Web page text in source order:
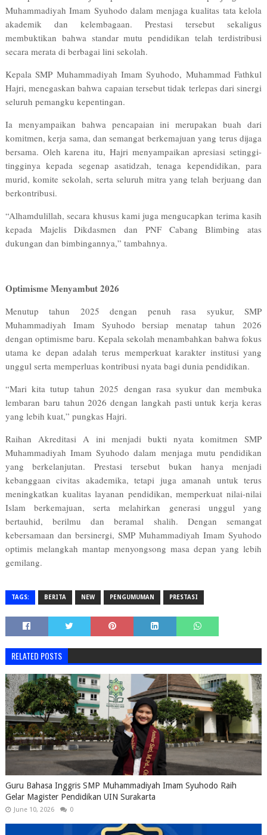
Muhammadiyah Imam Syuhodo dalam menjaga kualitas tata kelola
akademik dan kelembagaan. Prestasi tersebut sekaligus
membuktikan bahwa standar mutu pendidikan telah terdistribusi
secara merata di berbagai lini sekolah.
Kepala SMP Muhammadiyah Imam Syuhodo, Muhammad Fathkul
Hajri, menegaskan bahwa capaian tersebut tidak terlepas dari sinergi
seluruh pemangku kepentingan.
Ia menyampaikan bahwa pencapaian ini merupakan buah dari
komitmen, kerja sama, dan semangat berkemajuan yang terus dijaga
bersama. Oleh karena itu, Hajri menyampaikan apresiasi setinggi-
tingginya kepada segenap asatidzah, tenaga kependidikan, para
murid, komite sekolah, serta seluruh mitra yang telah berjuang dan
berkontribusi.
“Alhamdulillah, secara khusus kami juga mengucapkan terima kasih
kepada Majelis Dikdasmen dan PNF Cabang Blimbing atas
dukungan dan bimbingannya,” tambahnya.
Optimisme Menyambut 2026
Menutup tahun 2025 dengan penuh rasa syukur, SMP
Muhammadiyah Imam Syuhodo bersiap menatap tahun 2026
dengan optimisme baru. Kepala sekolah menambahkan bahwa fokus
utama ke depan adalah terus memperkuat karakter institusi yang
unggul serta memperluas kontribusi nyata bagi dunia pendidikan.
“Mari kita tutup tahun 2025 dengan rasa syukur dan membuka
lembaran baru tahun 2026 dengan langkah pasti untuk kerja keras
yang lebih kuat,” pungkas Hajri.
Raihan Akreditasi A ini menjadi bukti nyata komitmen SMP
Muhammadiyah Imam Syuhodo dalam menjaga mutu pendidikan
yang berkelanjutan. Prestasi tersebut bukan hanya menjadi
kebanggaan civitas akademika, tetapi juga amanah untuk terus
meningkatkan kualitas layanan pendidikan, memperkuat nilai-nilai
Islam berkemajuan, serta melahirkan generasi unggul yang
bertauhid, berilmu dan beramal shalih. Dengan semangat
kebersamaan dan bersinergi, SMP Muhammadiyah Imam Syuhodo
optimis melangkah mantap menyongsong masa depan yang lebih
gemilang.
TAGS: BERITA NEW PENGUMUMAN PRESTASI
RELATED POSTS
Guru Bahasa Inggris SMP Muhammadiyah Imam Syuhodo Raih
Gelar Magister Pendidikan UIN Surakarta
June 10, 2026 0